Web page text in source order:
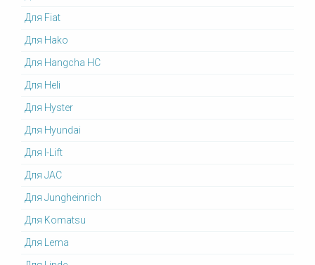
Для Fiat
Для Hako
Для Hangcha HC
Для Heli
Для Hyster
Для Hyundai
Для I-Lift
Для JAC
Для Jungheinrich
Для Komatsu
Для Lema